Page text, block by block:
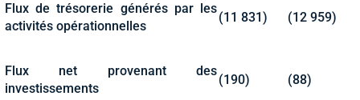
Flux de trésorerie générés par les
activités opérationnelles
(11 831) (12 959)
Flux net provenant des
investissements
(190) (88)